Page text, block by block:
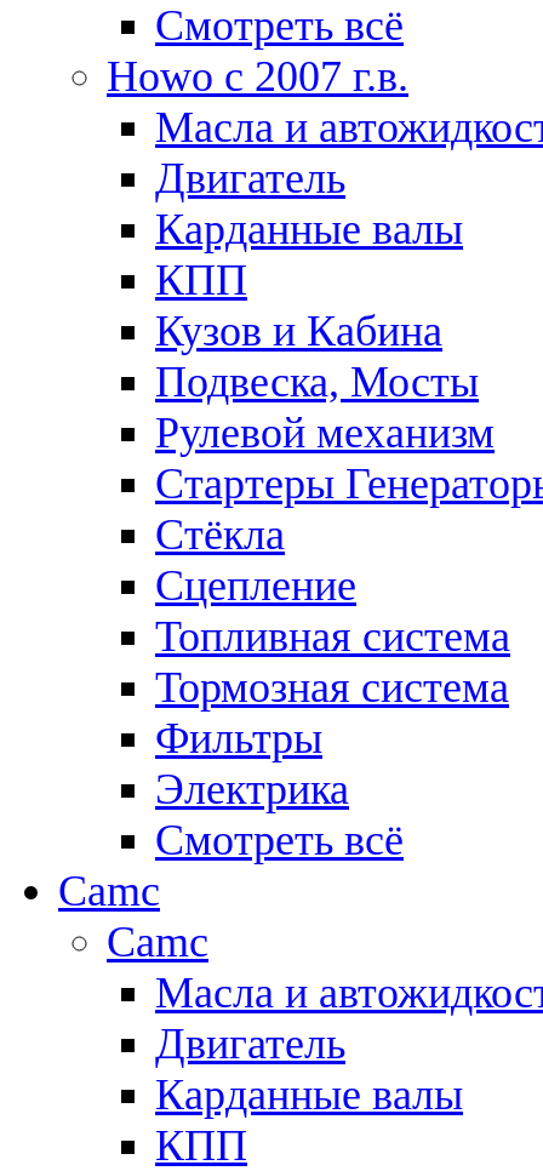
Смотреть всё
Howo c 2007 г.в.
Масла и
Двигатель
Карданные валы
КПП
Кузов и Кабина
Подвеска, Мосты
Рулевой механизм
Стартеры
Стёкла
Сцепление
Топливная система
Тормозная система
Фильтры
Электрика
Смотреть всё
Camc
Camc
Масла и
Двигатель
Карданные валы
КПП